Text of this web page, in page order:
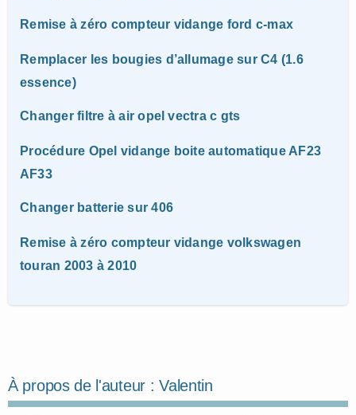
Remise à zéro compteur vidange ford c-max
Remplacer les bougies d’allumage sur C4 (1.6
essence)
Changer filtre à air opel vectra c gts
Procédure Opel vidange boite automatique AF23
AF33
Changer batterie sur 406
Remise à zéro compteur vidange volkswagen
touran 2003 à 2010
À propos de l'auteur :Valentin